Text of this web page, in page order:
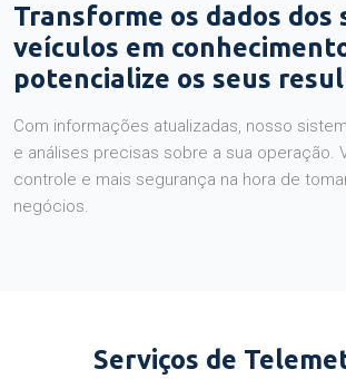
Transforme os dados dos
veículos em
potencialize os seus
Com informações atualizadas, nosso
e análises precisas sobre a sua operação.
controle e mais segurança na hora de
negócios.
Serviços de